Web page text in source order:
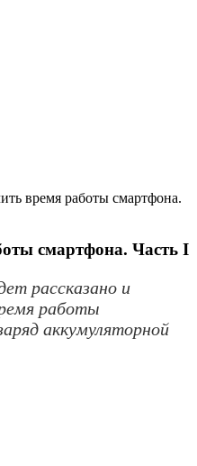
время работы смартфона.
смартфона. Часть I
рассказано и
работы
аккумуляторной